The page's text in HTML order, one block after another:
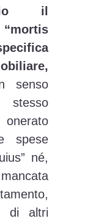
il
senso
stesso
spese
né,
di altri